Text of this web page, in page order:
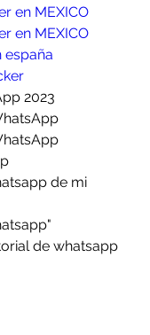
en MEXICO
en MEXICO
españa
2023
de mi
de whatsapp